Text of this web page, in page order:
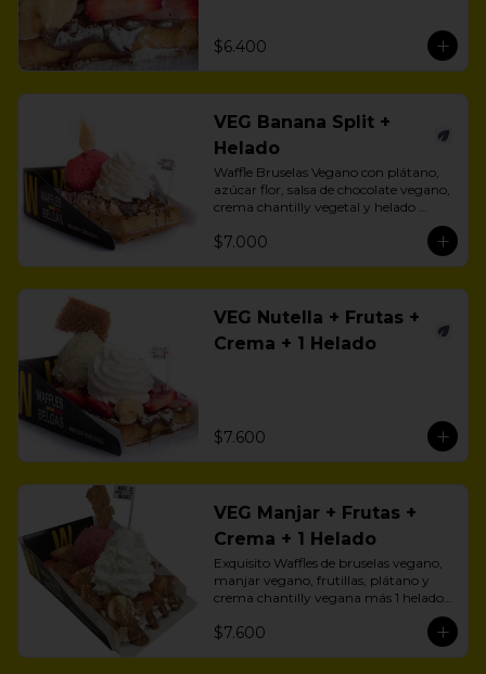
$6.400
VEG Banana Split +
Helado
Waffle Bruselas Vegano con plátano,
azúcar flor, salsa de chocolate vegano,
crema chantilly vegetal y helado
$7.000
VEG Nutella + Frutas +
Crema + 1 Helado
$7.600
VEG Manjar + Frutas +
Crema + 1 Helado
Exquisito Waffles de bruselas vegano,
manjar vegano, frutillas, plátano y
crema chantilly vegana más 1 helado
$7.600